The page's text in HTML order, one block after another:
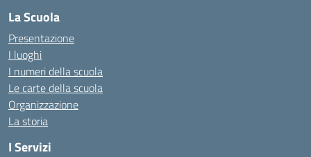
La Scuola
Presentazione
I luoghi
I numeri della scuola
Le carte della scuola
Organizzazione
La storia
I Servizi